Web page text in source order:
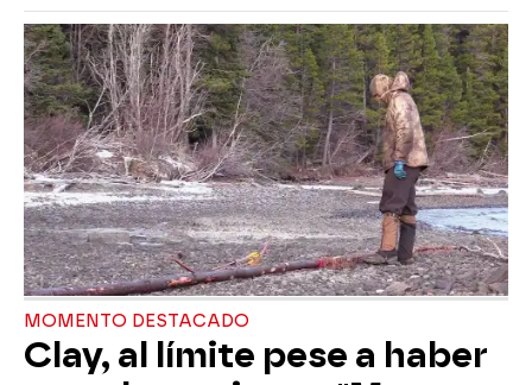
MOMENTO DESTACADO
Clay, al límite pese a haber